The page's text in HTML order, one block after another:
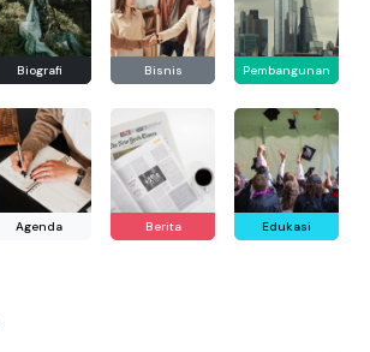
Biografi Bisnis Pembangunan
Agenda Berita Edukasi